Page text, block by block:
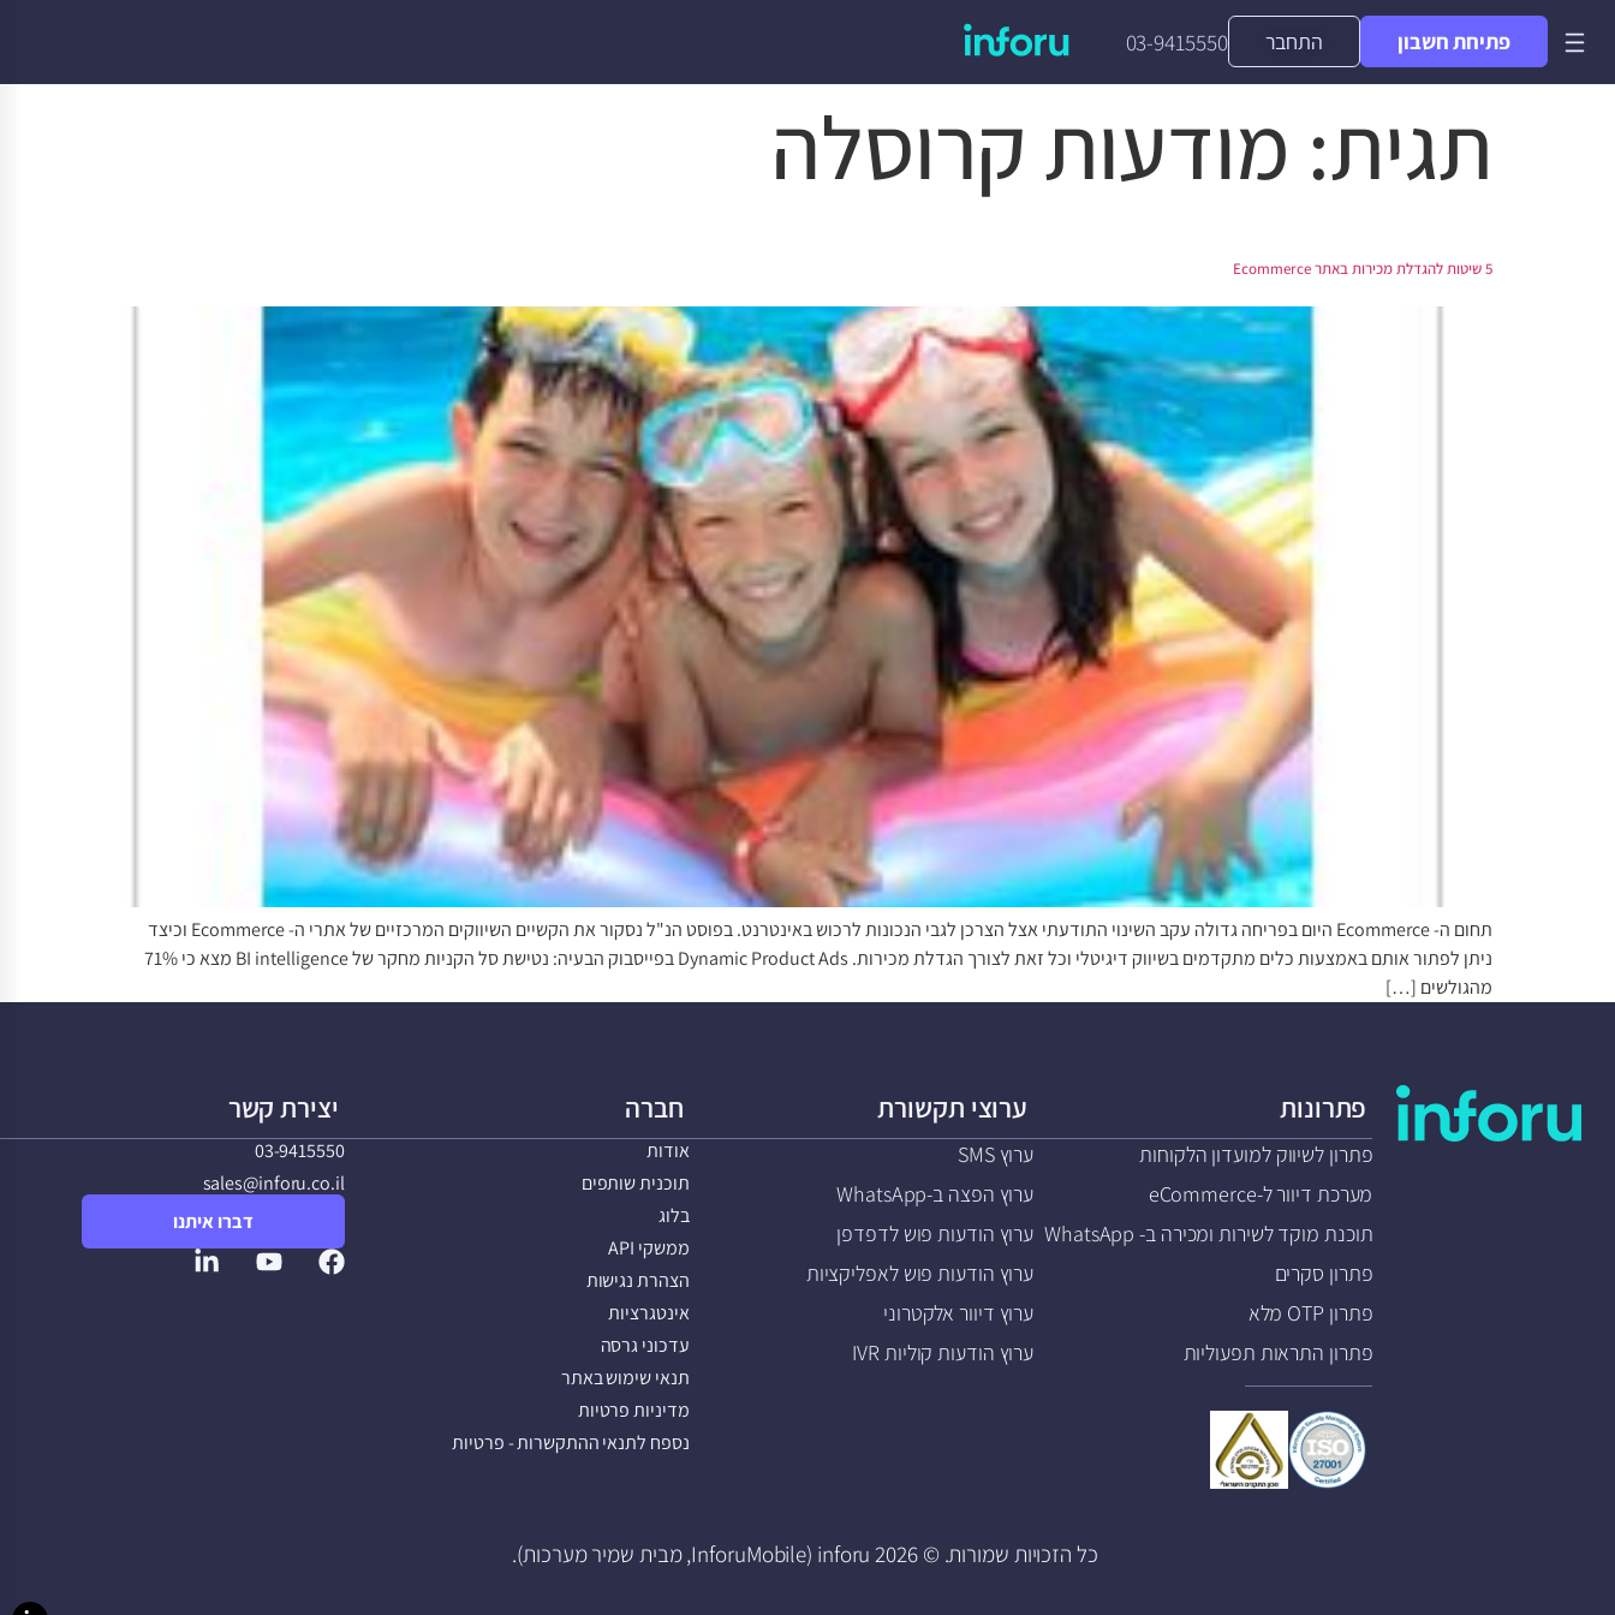
03-9415550 התחבר פתיחת חשבון
תגית: מודעות קרוסלה
5 שיטות להגדלת מכירות באתר Ecommerce
תחום ה- Ecommerce היום בפריחה גדולה עקב השינוי התודעתי אצל הצרכן לגבי הנכונות לרכוש באינטרנט. בפוסט הנ"ל נסקור את הקשיים השיווקים המרכזיים של אתרי ה- Ecommerce וכיצד
ניתן לפתור אותם באמצעות כלים מתקדמים בשיווק דיגיטלי וכל זאת לצורך הגדלת מכירות. Dynamic Product Ads בפייסבוק הבעיה: נטישת סל הקניות מחקר של BI intelligence מצא כי 71%
מהגולשים […]
פתרונות
פתרון לשיווק למועדון הלקוחות
מערכת דיוור ל-eCommerce
תוכנת מוקד לשירות ומכירה ב- WhatsApp
פתרון סקרים
פתרון OTP מלא
פתרון התראות תפעוליות
ערוצי תקשורת
ערוץ SMS
ערוץ הפצה ב-WhatsApp
ערוץ הודעות פוש לדפדפן
ערוץ הודעות פוש לאפליקציות
ערוץ דיוור אלקטרוני
ערוץ הודעות קוליות IVR
חברה
אודות
תוכנית שותפים
בלוג
ממשקי API
הצהרת נגישות
אינטגרציות
עדכוני גרסה
תנאי שימוש באתר
מדיניות פרטיות
נספח לתנאי ההתקשרות - פרטיות
יצירת קשר
03-9415550
sales@inforu.co.il
דברו איתנו
כל הזכויות שמורות. © 2026 inforu (InforuMobile, מבית שמיר מערכות).